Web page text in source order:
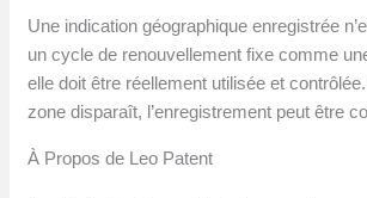
Une indication géographique enregistrée
un cycle de renouvellement fixe comme
elle doit être réellement utilisée et
zone disparaît, l’enregistrement peut être
À Propos de Leo Patent